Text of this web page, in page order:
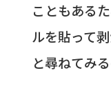
こともある
ルを貼って
と尋ねてみ